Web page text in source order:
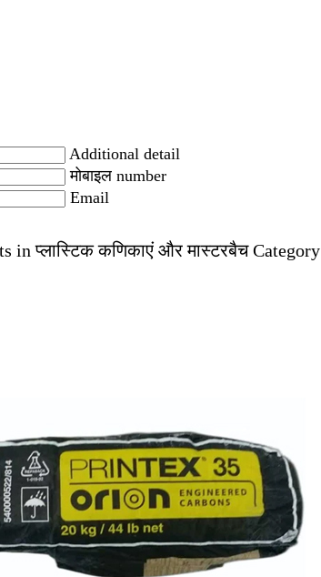
Additional detail
मोबाइल number
Email
in प्लास्टिक कणिकाएं और मास्टरबैच Category